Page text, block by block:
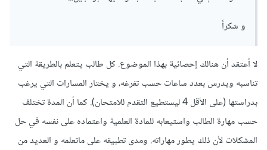
و شكراً
لا أعتقد أن هنالك إحصائية بهذا الموضوع. كل طالب يتعلم بالطريقة التي
تناسبه ويدرس بعدد ساعات حسب تفرغه، و يختار المسارات التي يرغب
بدراستها (على الأقل 4 ليستطيع التقدم للامتحان). كما أن المدة تختلف
حسب مهارة الطالب واستيعابه للمادة العلمية واعتماده على نفسه في حل
المشكلات لأن ذلك يطور مهاراته. ومدى تطبيقه على ماتعلمه و العديد من